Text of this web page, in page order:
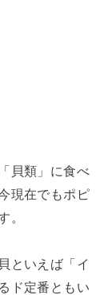
貝類」に食べ
現在でもポピ
。
といえば「イ
ド定番ともい